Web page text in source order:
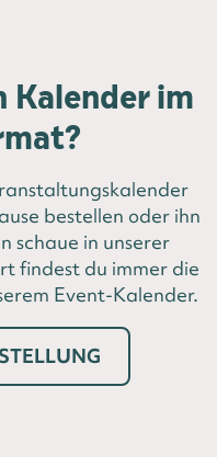
Kalender im
bestellen oder ihn
schaue in unserer
findest du immer die
Event-Kalender.